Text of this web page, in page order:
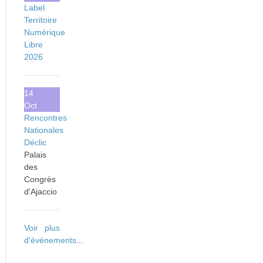
Label
Territoire
Numérique
Libre
2026
14
Oct
Rencontres
Nationales
Déclic
Palais
des
Congrès
d'Ajaccio
Voir plus
d'événements